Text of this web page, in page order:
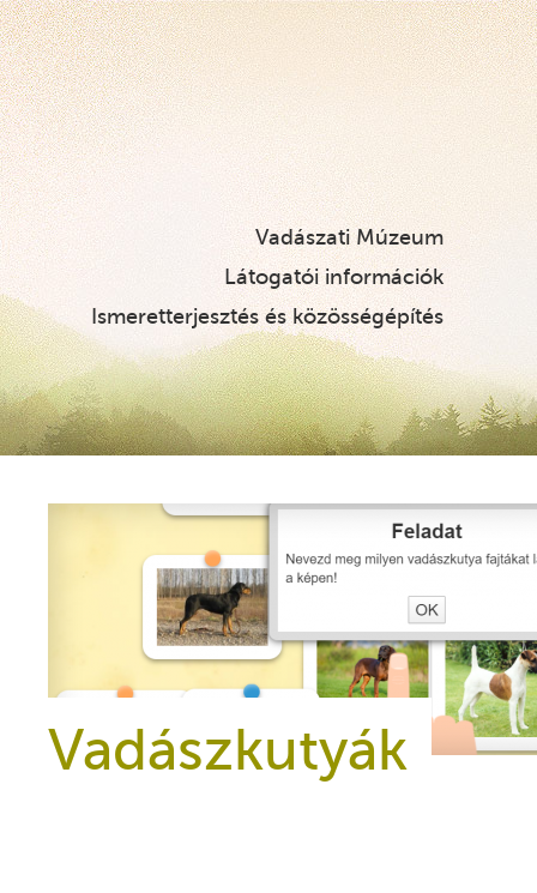
Vadászati Múzeum
Látogatói információk
Ismeretterjesztés és közösségépítés
Vadászkutyák